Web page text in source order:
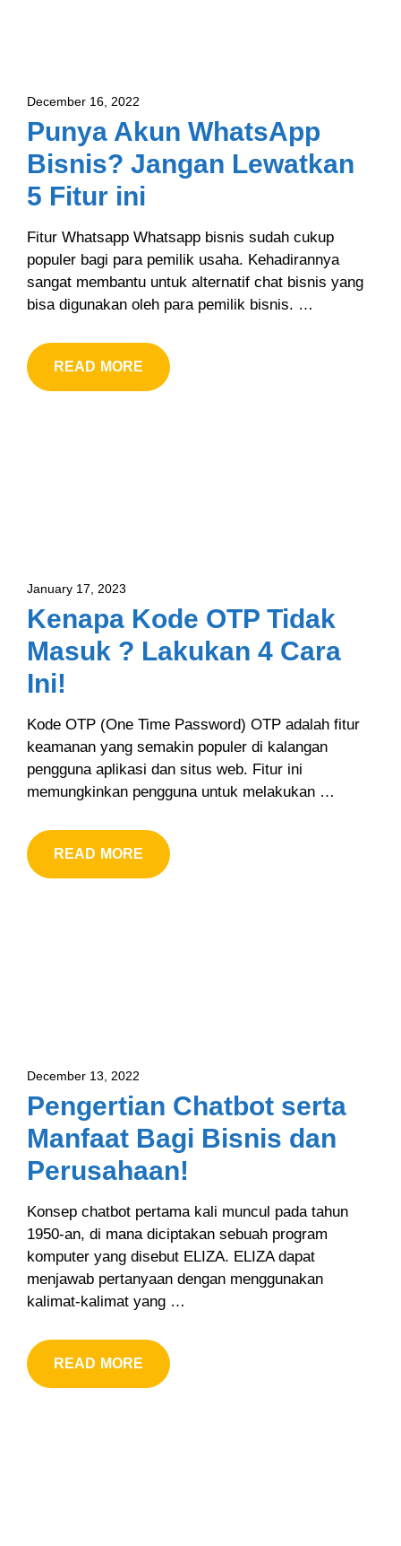
December 16, 2022
Punya Akun WhatsApp
Bisnis? Jangan Lewatkan
5 Fitur ini
Fitur Whatsapp Whatsapp bisnis sudah cukup
populer bagi para pemilik usaha. Kehadirannya
sangat membantu untuk alternatif chat bisnis yang
bisa digunakan oleh para pemilik bisnis. …
READ MORE
January 17, 2023
Kenapa Kode OTP Tidak
Masuk ? Lakukan 4 Cara
Ini!
Kode OTP (One Time Password) OTP adalah fitur
keamanan yang semakin populer di kalangan
pengguna aplikasi dan situs web. Fitur ini
memungkinkan pengguna untuk melakukan …
READ MORE
December 13, 2022
Pengertian Chatbot serta
Manfaat Bagi Bisnis dan
Perusahaan!
Konsep chatbot pertama kali muncul pada tahun
1950-an, di mana diciptakan sebuah program
komputer yang disebut ELIZA. ELIZA dapat
menjawab pertanyaan dengan menggunakan
kalimat-kalimat yang …
READ MORE